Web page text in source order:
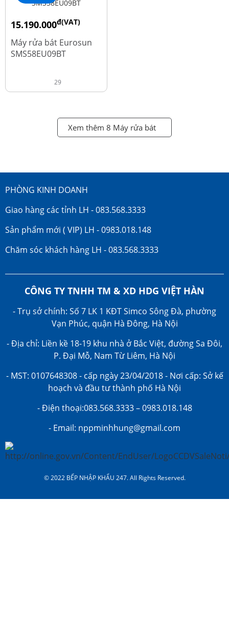
15.190.000đ(VAT)
18.990.000
Máy rửa bát Eurosun
SMS58EU09BT
29
Xem thêm 8 Máy rửa bát
PHÒNG KINH DOANH
Giao hàng các tỉnh LH - 083.568.3333
Sản phẩm mới ( VIP) LH - 0983.018.148
Chăm sóc khách hàng LH - 083.568.3333
CÔNG TY TNHH TM & XD HDG VIỆT HÀN
- Trụ sở chính: Số 7 LK 1 KĐT Simco Sông Đà, phường
Vạn Phúc, quận Hà Đông, Hà Nội
- Địa chỉ: Liền kề 18-19 khu nhà ở Bắc Việt, đường Sa Đôi,
P. Đại Mỗ, Nam Từ Liêm, Hà Nội
- MST: 0107648308 - cấp ngày 23/04/2018 - Nơi cấp: Sở kế
hoạch và đầu tư thành phố Hà Nội
- Điện thoại:083.568.3333 – 0983.018.148
- Email: nppminhhung@gmail.com
© 2022 BẾP NHẬP KHẨU 247. All Rights Reserved.